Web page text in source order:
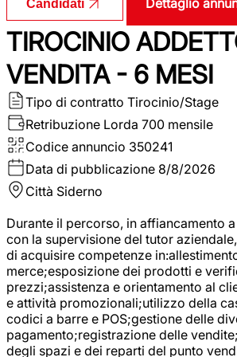
Candidati
TIROCINIO
VENDITA - 6 MESI
Tipo di contratto Tirocinio/Stage
Retribuzione Lorda 700 mensile
Codice annuncio 350241
Data di pubblicazione 8/8/2026
Città Siderno
Durante il percorso, in affiancamento
con la supervisione del tutor
di acquisire competenze
merce;esposizione dei prodotti e
prezzi;assistenza e orientamento al
e attività promozionali;utilizzo della
codici a barre e POS;gestione delle
pagamento;registrazione delle
degli spazi e dei reparti del punto